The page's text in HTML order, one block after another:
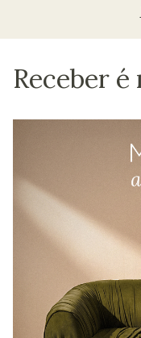
Receber